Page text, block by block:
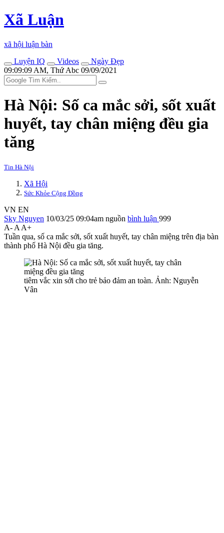
Xã Luận
xã hội luận bàn
Luyện IQ
Videos
Ngày Đẹp
09:09:09 AM, Thứ Abc 09/09/2021
Hà Nội: Số ca mắc sởi, sốt xuất
huyết, tay chân miệng đều gia
tăng
Tin Hà Nội
Xã Hội
Sức Khỏe Cộng Đồng
VN EN
Sky Nguyen 10/03/25 09:04am nguồn bình luận 999
A- A A+
Tuần qua, số ca mắc sởi, sốt xuất huyết, tay chân miệng trên địa bàn
thành phố Hà Nội đều gia tăng.
tiêm vắc xin sởi cho trẻ bảo đảm an toàn. Ảnh: Nguyễn
Vân